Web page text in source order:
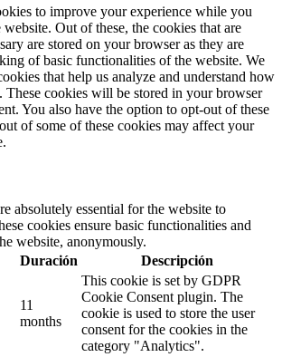
to improve your experience while you
Out of these, the cookies that are
are stored on your browser as they are
of basic functionalities of the website. We
that help us analyze and understand how
These cookies will be stored in your browser
You also have the option to opt-out of these
of some of these cookies may affect your
absolutely essential for the website to
cookies ensure basic functionalities and
website, anonymously.
Duración Descripción
11
months
This cookie is set by GDPR
Cookie Consent plugin. The
cookie is used to store the user
consent for the cookies in the
category "Analytics".